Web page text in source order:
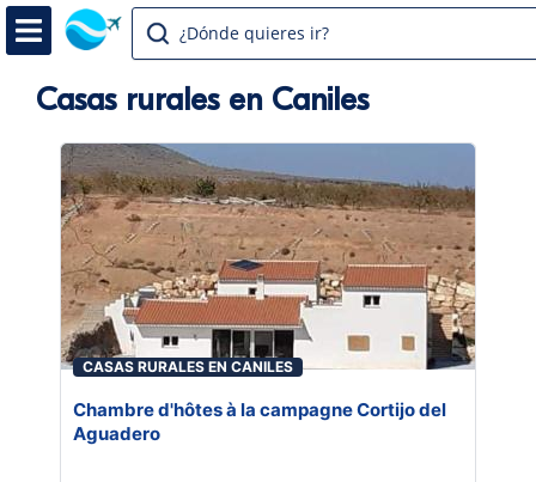
¿Dónde quieres ir?
Casas rurales en Caniles
CASAS RURALES EN CANILES
Chambre d'hôtes à la campagne Cortijo del
Aguadero